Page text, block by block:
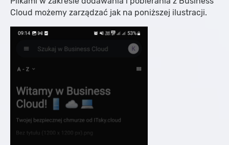
Cloud możemy zarządzać jak na poniższej ilustracji.